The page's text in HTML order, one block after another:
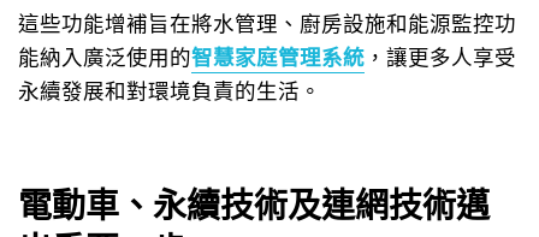
這些功能增補旨在將水管理、廚房設施和能源監控功
能納入廣泛使用的智慧家庭管理系統 ，讓更多人享受
永續發展和對環境負責的生活。
電動車、永續技術及連網技術邁